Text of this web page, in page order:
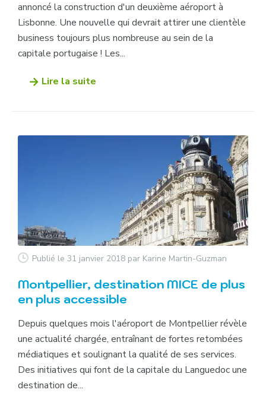
annoncé la construction d'un deuxième aéroport à
Lisbonne. Une nouvelle qui devrait attirer une clientèle
business toujours plus nombreuse au sein de la
capitale portugaise ! Les...
Lire la suite
Publié le 31 janvier 2018 par Karine Martin-Guzman
Montpellier, destination MICE de plus
en plus accessible
Depuis quelques mois l'aéroport de Montpellier révèle
une actualité chargée, entraînant de fortes retombées
médiatiques et soulignant la qualité de ses services.
Des initiatives qui font de la capitale du Languedoc une
destination de...